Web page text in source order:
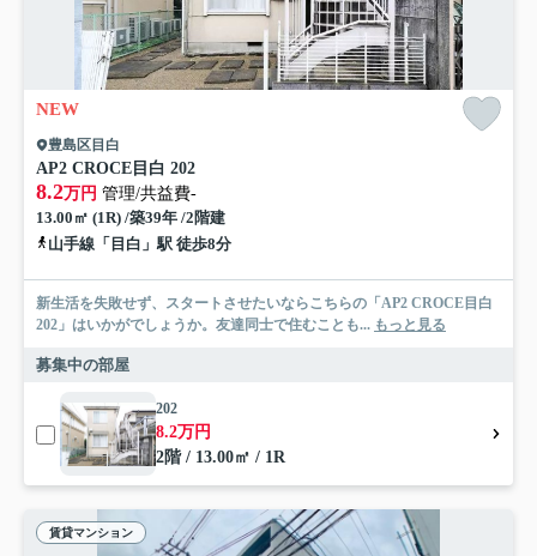
NEW
豊島区目白
AP2 CROCE目白 202
8.2万円 管理/共益費-
13.00㎡ (1R) /築39年 /2階建
山手線「目白」駅 徒歩8分
新生活を失敗せず、スタートさせたいならこちらの「AP2 CROCE目白
202」はいかがでしょうか。友達同士で住むことも... もっと見る
募集中の部屋
202
8.2万円
2階 / 13.00㎡ / 1R
賃貸マンション